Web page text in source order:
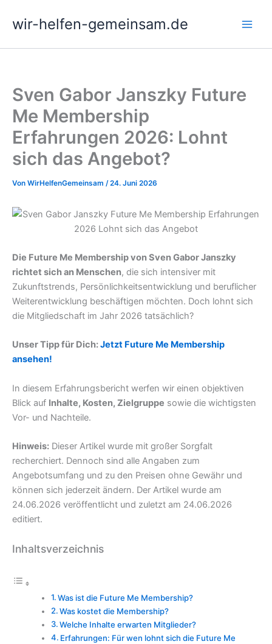
Inhaltwir-helfen-gemeinsam.de
Sven Gabor Janszky Future
Me Membership
Erfahrungen 2026: Lohnt
sich das Angebot?
Von WirHelfenGemeinsam /24. Juni 2026
Die Future Me Membership von Sven Gabor Janszky
richtet sich an Menschen, die sich intensiver mit
Zukunftstrends, Persönlichkeitsentwicklung und beruflicher
Weiterentwicklung beschäftigen möchten. Doch lohnt sich
die Mitgliedschaft im Jahr 2026 tatsächlich?
Unser Tipp für Dich:Jetzt Future Me Membership
ansehen!
In diesem Erfahrungsbericht werfen wir einen objektiven
Blick auf Inhalte, Kosten, Zielgruppe sowie die wichtigsten
Vor- und Nachteile.
Hinweis: Dieser Artikel wurde mit großer Sorgfalt
recherchiert. Dennoch sind alle Angaben zum
Angebotsumfang und zu den Preisen ohne Gewähr und
können sich jederzeit ändern. Der Artikel wurde am
24.06.2026 veröffentlicht und zuletzt am 24.06.2026
editiert.
Inhaltsverzeichnis
Was ist die Future Me Membership?
Was kostet die Membership?
Welche Inhalte erwarten Mitglieder?
Erfahrungen: Für wen lohnt sich die Future Me